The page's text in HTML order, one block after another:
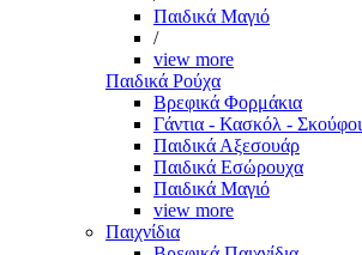
Παιδικά Μαγιό
/
view more
Παιδικά Ρούχα
Βρεφικά Φορμάκια
Γάντια - Κασκόλ - Σκούφοι
Παιδικά Αξεσουάρ
Παιδικά Εσώρουχα
Παιδικά Μαγιό
view more
Παιχνίδια